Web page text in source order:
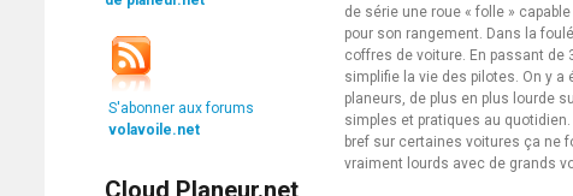
S'abonner aux forums
volavoile.net
Cloud Planeur.net
de série une roue « folle »
pour son rangement. Dans la
coffres de voiture. En passant de
simplifie la vie des pilotes. On y
planeurs, de plus en plus lourde
simples et pratiques au
bref sur certaines voitures ça ne
vraiment lourds avec de grands